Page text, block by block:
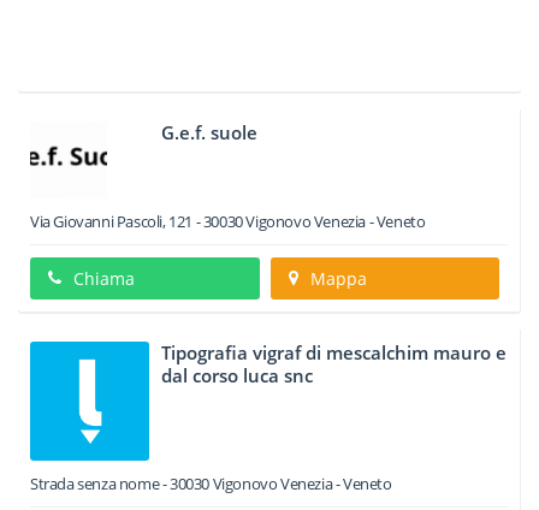
G.e.f. suole
Via Giovanni Pascoli, 121 -30030VigonovoVenezia -Veneto
Chiama Mappa
Tipografia vigraf di mescalchim mauro e
dal corso luca snc
Strada senza nome-30030VigonovoVenezia -Veneto